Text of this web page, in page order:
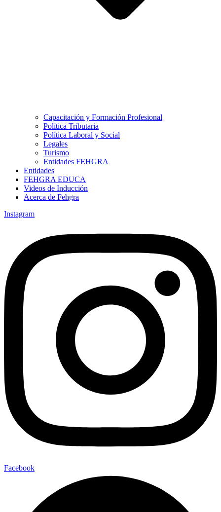
Capacitación y Formación Profesional
Política Tributaria
Política Laboral y Social
Legales
Turismo
Entidades FEHGRA
Entidades
FEHGRA EDUCA
Videos de Inducción
Acerca de Fehgra
Instagram
Facebook